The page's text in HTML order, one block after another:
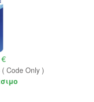
Code Only )